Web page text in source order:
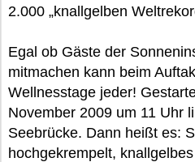
2.000 „knallgelben
Egal ob Gäste der
mitmachen kann beim
Wellnesstage jeder!
November 2009 um 11 Uhr
Seebrücke. Dann heißt es:
hochgekrempelt,